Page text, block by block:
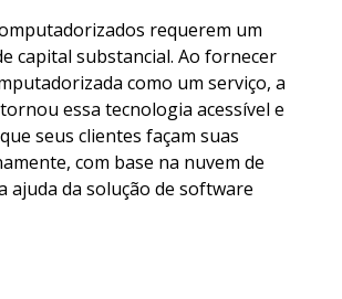
requerem um
capital substancial. Ao fornecer
como um serviço, a
essa tecnologia acessível e
seus clientes façam suas
com base na nuvem de
ajuda da solução de software